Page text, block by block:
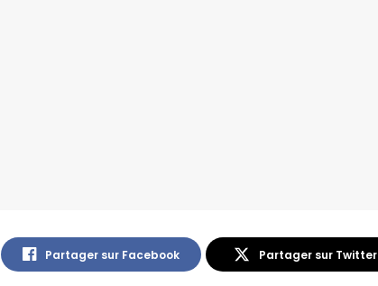
Partager sur Facebook Partager sur Twitter